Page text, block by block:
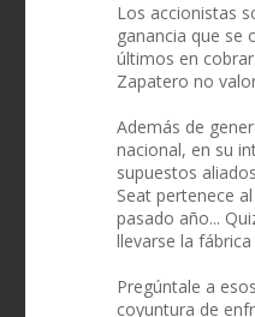
Los accionistas
ganancia que se
últimos en
Zapatero no
Además de
nacional, en su
supuestos
Seat pertenece
pasado año...
llevarse la
Pregúntale a
coyuntura de